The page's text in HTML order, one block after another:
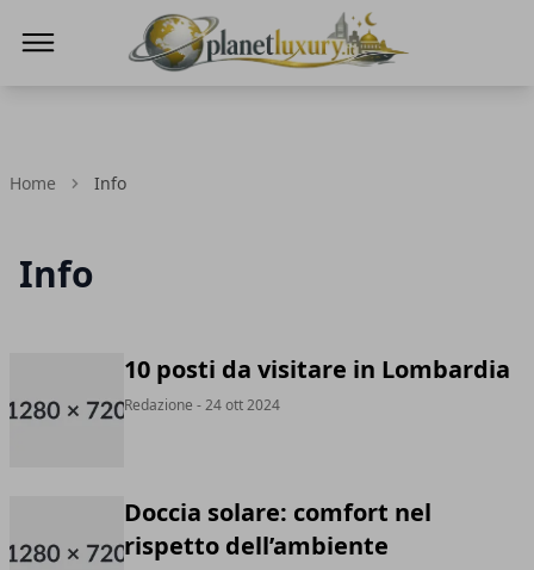
Home Info
Info
10 posti da visitare in Lombardia
Redazione - 24 ott 2024
Doccia solare: comfort nel
rispetto dell’ambiente